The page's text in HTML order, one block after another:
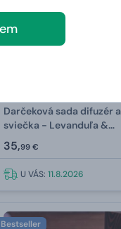
Darčeková sada difuzér a
sviečka - Levanduľa &
Rozmarín
35,99 €
U VÁS:11.8.2026
Bestseller